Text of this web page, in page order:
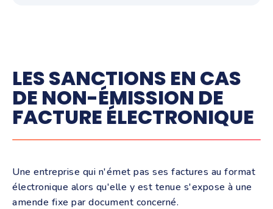
LES SANCTIONS EN CAS
DE NON-ÉMISSION DE
FACTURE ÉLECTRONIQUE
Une entreprise qui n'émet pas ses factures au format
électronique alors qu'elle y est tenue s'expose à une
amende fixe par document concerné.